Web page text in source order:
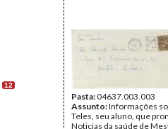
12
Pasta:04637.003.003
Assunto:Informações
Teles, seu aluno, que
Noticias da saúde de